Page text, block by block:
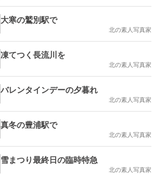
大寒の鷲別駅で
北の素人写真家
凍てつく長流川を
北の素人写真家
バレンタインデーの夕暮れ
北の素人写真家
真冬の豊浦駅で
北の素人写真家
雪まつり最終日の臨時特急
北の素人写真家